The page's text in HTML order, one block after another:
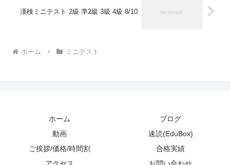
漢検ミニテスト 2級 準2級 3級 4級 8/10
ホーム ミニテスト
ホーム
ブログ
動画
速読(EduBox)
ご挨拶/価格/時間割
合格実績